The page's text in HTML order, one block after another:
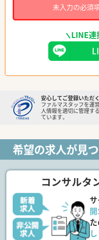
未入力の必須
LINE連
安心してご登録いただ
ファルマスタッフを運
人情報を適切に管理す
ています。
希望の求人が見
コンサルタ